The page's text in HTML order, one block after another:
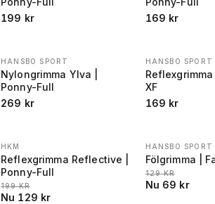
199 kr
169 kr
HANSBO SPORT
Nylongrimma Ylva |
Ponny-Full
269 kr
HANSBO SPORT
XF
169 kr
REA
HKM
Reflexgrimma Reflective |
Ponny-Full
LÄGSTA PRIS 30 DAGAR FÖRE REA :
199KR
Nu 129 kr
REA−47%
HANSBO SPORT
Fölgrimma |
LÄGSTA PRIS
129KR
Nu 69 kr